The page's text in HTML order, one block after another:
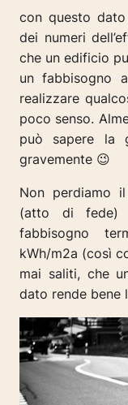
con questo
dei numeri
che un edificio
un fabbisogno
realizzare
poco senso.
può sapere la
gravemente 😉
Non perdiamo
(atto di fede)
fabbisogno
kWh/m2a (così
mai saliti, che
dato rende bene